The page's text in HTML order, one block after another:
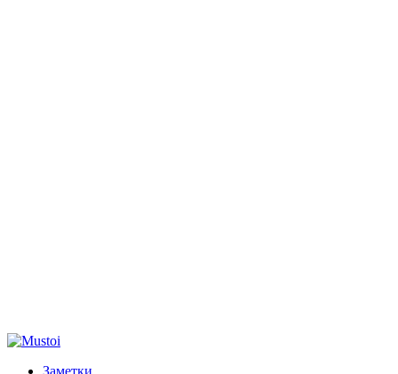
Заметки